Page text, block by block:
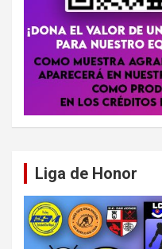
Liga de Honor